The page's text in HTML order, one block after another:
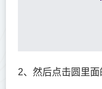
2、然后点击圆里面